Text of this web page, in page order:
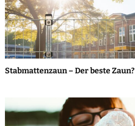
Stabmattenzaun – Der beste Zaun?